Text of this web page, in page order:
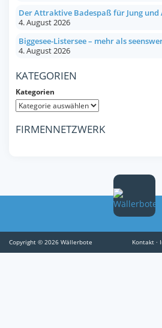
Der Attraktive Badespaß für Jung und
4. August 2026
Biggesee-Listersee – mehr als
4. August 2026
KATEGORIEN
Kategorien
FIRMENNETZWERK
Copyright © 2026 Wällerbote Kontakt ·